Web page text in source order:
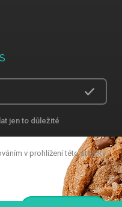
jen to důležité
práva vyhrazena
v prohlížení této stránky